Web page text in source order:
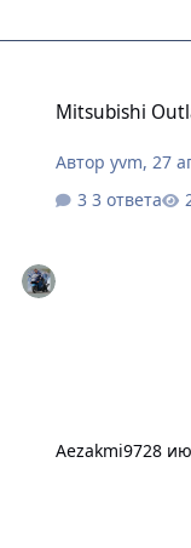
Mitsubishi
Авторyvm, 27
3 ответа
Aezakmi9728